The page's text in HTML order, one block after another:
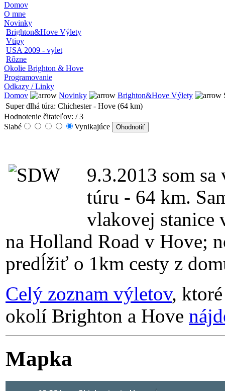
Domov
O mne
Novinky
Brighton&Hove Výlety
Vtipy
USA 2009 - vylet
Rôzne
Okolie Brighton & Hove
Programovanie
Odkazy / Linky
Domov
Novinky Brighton&Hove Výlety
Super dlhá túra: Chichester - Hove (64 km)
Hodnotenie čitateľov: / 3
Slabé
Vynikajúce
9.3.2013 som
túru - 64 km.
vlakovej stanice
na Holland Road v Hove;
predĺžiť o 1km cesty z
Celý zoznam výletov,
okolí Brighton a Hove
Mapka